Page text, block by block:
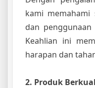
kami memahami
dan
Keahlian ini
harapan dan
2. Produk